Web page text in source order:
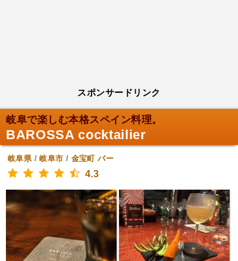
スポンサードリンク
岐阜で楽しむ本格スペイン料理。
BAROSSA cocktailier
岐阜県/岐阜市 / 金宝町 バー
4.3